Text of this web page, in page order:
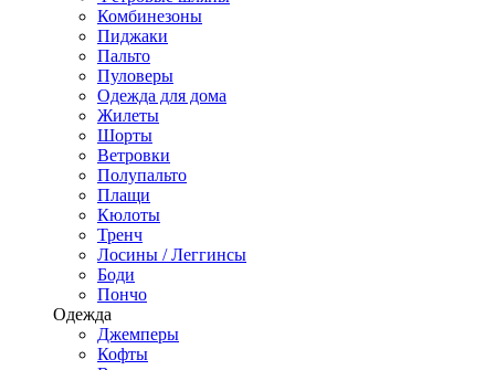
Комбинезоны
Пиджаки
Пальто
Пуловеры
Одежда для дома
Жилеты
Шорты
Ветровки
Полупальто
Плащи
Кюлоты
Тренч
Лосины / Леггинсы
Боди
Пончо
Одежда
Джемперы
Кофты